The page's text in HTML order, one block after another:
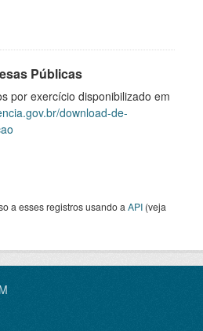
Públicas
por exercício disponibilizado em
download-de-
a esses registros usando a API (veja